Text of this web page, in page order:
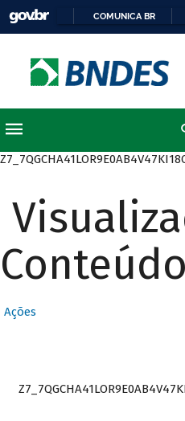
COMUNICA BR
Ações